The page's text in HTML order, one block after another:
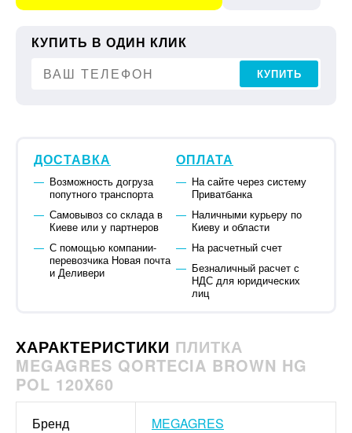
КУПИТЬ В ОДИН КЛИК
КУПИТЬ
ДОСТАВКА
Возможность догруза
попутного транспорта
Самовывоз со склада в
Киеве или у партнеров
С помощью компании-
перевозчика Новая почта
и Деливери
ОПЛАТА
На сайте через систему
Приватбанка
Наличными курьеру по
Киеву и области
На расчетный счет
Безналичный расчет с
НДС для юридических
лиц
ХАРАКТЕРИСТИКИ ПЛИТКА
MEGAGRES QORTECIA BROWN HG
POL 120X60
Бренд MEGAGRES